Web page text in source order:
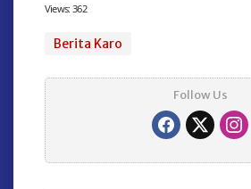
Views: 362
Berita Karo
Follow Us